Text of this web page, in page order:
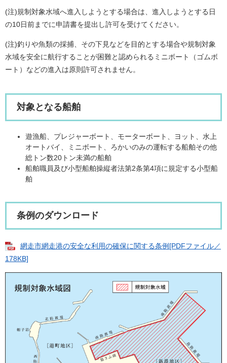
(注)規制対象水域へ進入しようとする場合は、進入しようとする日
の10日前までに申請書を提出し許可を受けてください。
(注)釣りや魚類の採捕、その下見などを目的とする場合や規制対象
水域を安全に航行することが困難と認められるミニボート（ゴムボ
ート）などの進入は原則許可されません。
対象となる船舶
遊漁船、プレジャーボート、モーターボート、ヨット、水上
オートバイ、ミニボート、ろかいのみの運転する船舶その他
総トン数20トン未満の船舶
船舶職員及び小型船舶操縦者法第2条第4項に規定する小型船
舶
条例のダウンロード
網走市網走港の安全な利用の確保に関する条例[PDFファイル／
178KB]